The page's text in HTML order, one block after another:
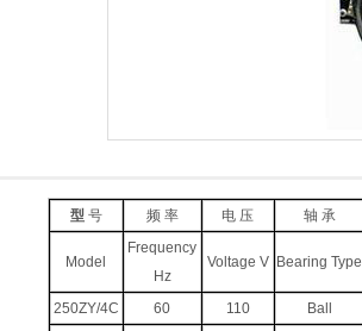
型号 频 率 电 压 轴 承
Model
Frequency
Hz
Voltage V Bearing Type
250ZY/4C
60 110 Ball